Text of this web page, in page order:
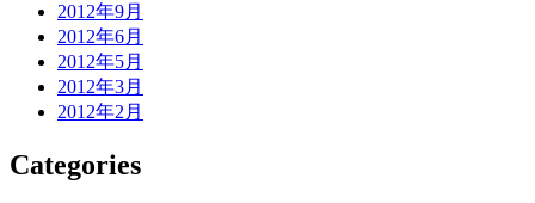
2012年9月
2012年6月
2012年5月
2012年3月
2012年2月
Categories